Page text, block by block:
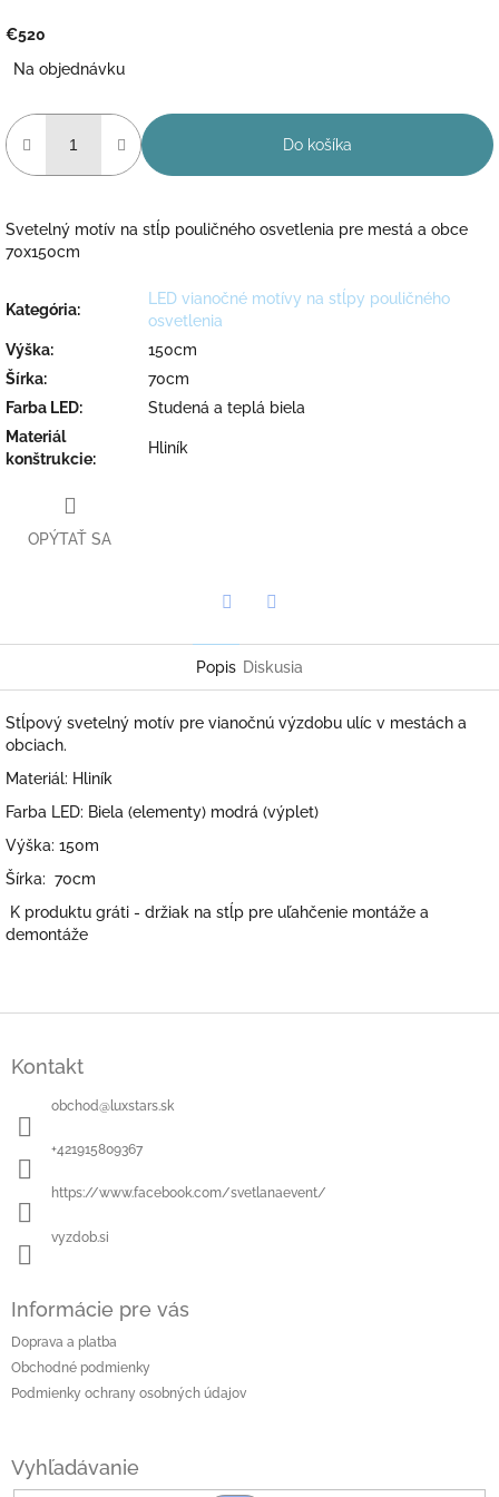
€520
cena:
Na objednávku
Do košíka
Svetelný motív na stĺp pouličného osvetlenia pre mestá a obce
70x150cm
Kategória:
LED vianočné motívy na stĺpy pouličného
osvetlenia
Výška:
150cm
Šírka:
70cm
Farba LED:
Studená a teplá biela
Materiál
konštrukcie:
Hliník
OPÝTAŤ SA
Popis Diskusia
Stĺpový svetelný motív pre vianočnú výzdobu ulíc v mestách a
obciach.
Materiál: Hliník
Farba LED: Biela (elementy) modrá (výplet)
Výška: 150m
Šírka: 70cm
K produktu gráti - držiak na stĺp pre uľahčenie montáže a
demontáže
Kontakt
obchod@luxstars.sk
+421915809367
https://www.facebook.com/svetlanaevent/
vyzdob.si
Informácie pre vás
Doprava a platba
Obchodné podmienky
Podmienky ochrany osobných údajov
Vyhľadávanie